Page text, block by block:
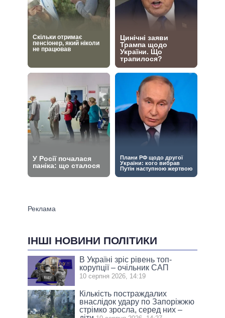
ІНШІ НОВИНИ ПОЛІТИКИ
В Україні зріс рівень топ-
корупції – очільник САП
10 серпня 2026, 14:19
Кількість постраждалих
внаслідок удару по Запоріжжю
стрімко зросла, серед них –